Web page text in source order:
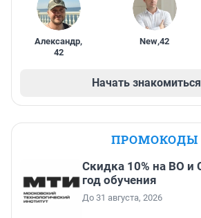
Александр,
42
New,42
Начать знакомиться
ПРОМОКОДЫ
Скидка 10% на ВО и
год обучения
До 31 августа, 2026